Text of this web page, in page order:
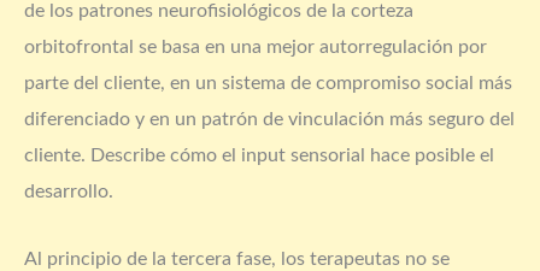
de los patrones neurofisiológicos de la corteza
orbitofrontal se basa en una mejor autorregulación por
parte del cliente, en un sistema de compromiso social más
diferenciado y en un patrón de vinculación más seguro del
cliente. Describe cómo el input sensorial hace posible el
desarrollo.
Al principio de la tercera fase, los terapeutas no se